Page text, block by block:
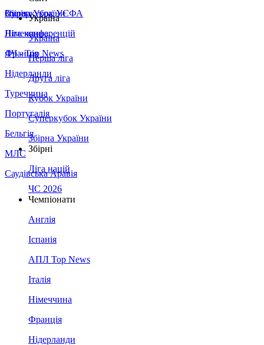
Збірна України
Італія
Німеччина
Франція
Нідерланди
Туреччина
Португалія
Бельгія
МЛС
Саудівська Аравія
Суперкубок УЄФА
Ліга конференцій
ЛЧ - Top News
Україна
Україна
Перша ліга
Друга ліга
Кубок України
Суперкубок України
Збірна України
Збірні
Ліга націй
ЧС 2026
Чемпіонати
Англія
Іспанія
АПЛ Top News
Італія
Німеччина
Франція
Нідерланди